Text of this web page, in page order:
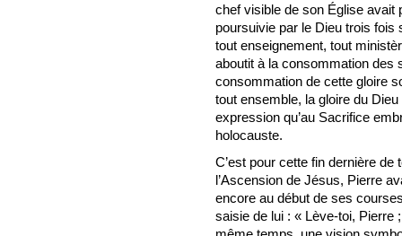
chef visible de son Église avait
poursuivie par le Dieu trois
tout enseignement, tout
aboutit à la consommation des
consommation de cette gloire
tout ensemble, la gloire du
expression qu’au Sacrifice
holocauste.
C’est pour cette fin dernière
l’Ascension de Jésus, Pierre
encore au début de ses
saisie de lui : « Lève-toi, Pierre